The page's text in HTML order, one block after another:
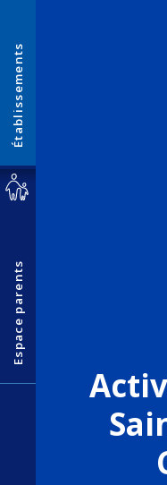
Établissements
Espace parents